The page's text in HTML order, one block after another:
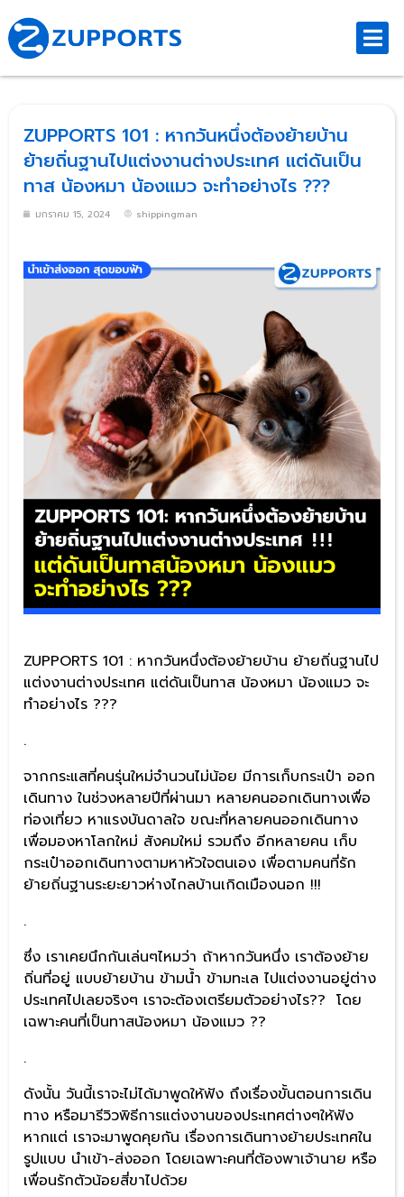
ZUPPORTS 101 : หากวันหนึ่งต้องย้ายบ้าน
ย้ายถิ่นฐานไปแต่งงานต่างประเทศ แต่ดันเป็น
ทาส น้องหมา น้องแมว จะทำอย่างไร ???
มกราคม 15, 2024 shippingman
ZUPPORTS 101 : หากวันหนึ่งต้องย้ายบ้าน ย้ายถิ่นฐานไป
แต่งงานต่างประเทศ แต่ดันเป็นทาส น้องหมา น้องแมว จะ
ทำอย่างไร ???
.
จากกระแสที่คนรุ่นใหม่จำนวนไม่น้อย มีการเก็บกระเป๋า ออก
เดินทาง ในช่วงหลายปีที่ผ่านมา หลายคนออกเดินทางเพื่อ
ท่องเที่ยว หาแรงบันดาลใจ ขณะที่หลายคนออกเดินทาง
เพื่อมองหาโลกใหม่ สังคมใหม่ รวมถึง อีกหลายคน เก็บ
กระเป๋าออกเดินทางตามหาหัวใจตนเอง เพื่อตามคนที่รัก
ย้ายถิ่นฐานระยะยาวห่างไกลบ้านเกิดเมืองนอก !!!
.
ซึ่ง เราเคยนึกกันเล่นๆไหมว่า ถ้าหากวันหนึ่ง เราต้องย้าย
ถิ่นที่อยู่ แบบย้ายบ้าน ข้ามน้ำ ข้ามทะเล ไปแต่งงานอยู่ต่าง
ประเทศไปเลยจริงๆ เราจะต้องเตรียมตัวอย่างไร?? โดย
เฉพาะคนที่เป็นทาสน้องหมา น้องแมว ??
.
ดังนั้น วันนี้เราจะไม่ได้มาพูดให้ฟัง ถึงเรื่องขั้นตอนการเดิน
ทาง หรือมารีวิวพิธีการแต่งงานของประเทศต่างๆให้ฟัง
หากแต่ เราจะมาพูดคุยกัน เรื่องการเดินทางย้ายประเทศใน
รูปแบบ นำเข้า-ส่งออก โดยเฉพาะคนที่ต้องพาเจ้านาย หรือ
เพื่อนรักตัวน้อยสี่ขาไปด้วย